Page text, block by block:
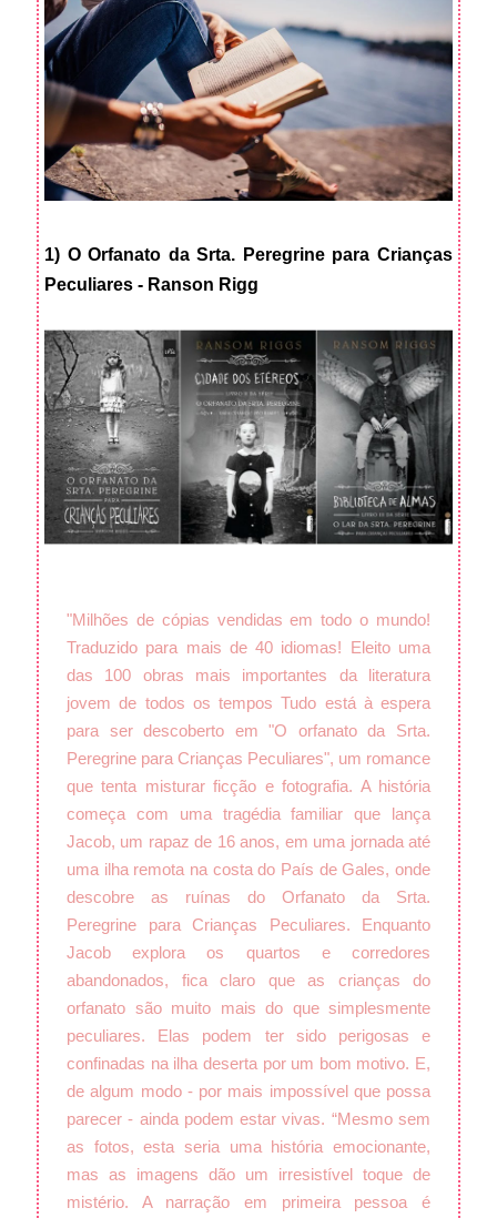
1) O Orfanato da Srta. Peregrine para Crianças
Peculiares - Ranson Rigg
"Milhões de cópias vendidas em todo o mundo!
Traduzido para mais de 40 idiomas! Eleito uma
das 100 obras mais importantes da literatura
jovem de todos os tempos Tudo está à espera
para ser descoberto em "O orfanato da Srta.
Peregrine para Crianças Peculiares", um romance
que tenta misturar ficção e fotografia. A história
começa com uma tragédia familiar que lança
Jacob, um rapaz de 16 anos, em uma jornada até
uma ilha remota na costa do País de Gales, onde
descobre as ruínas do Orfanato da Srta.
Peregrine para Crianças Peculiares. Enquanto
Jacob explora os quartos e corredores
abandonados, fica claro que as crianças do
orfanato são muito mais do que simplesmente
peculiares. Elas podem ter sido perigosas e
confinadas na ilha deserta por um bom motivo. E,
de algum modo - por mais impossível que possa
parecer - ainda podem estar vivas. “Mesmo sem
as fotos, esta seria uma história emocionante,
mas as imagens dão um irresistível toque de
mistério. A narração em primeira pessoa é